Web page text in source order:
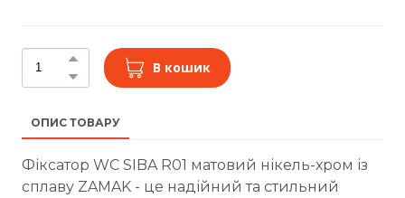
В кошик
ОПИС ТОВАРУ
Фіксатор WC SIBA R01 матовий нікель-хром із
сплаву ZAMAK - це надійний та стильний